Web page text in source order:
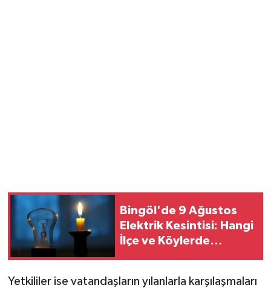
Bingöl'de 9 Ağustos
Elektrik Kesintisi: Hangi
İlçe ve Köylerde
Yetkililer ise vatandaşların yılanlarla karşılaşmaları